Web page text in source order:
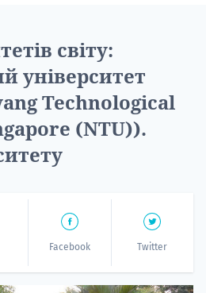
світу:
університет
Technological
(NTU)).
Facebook Twitter